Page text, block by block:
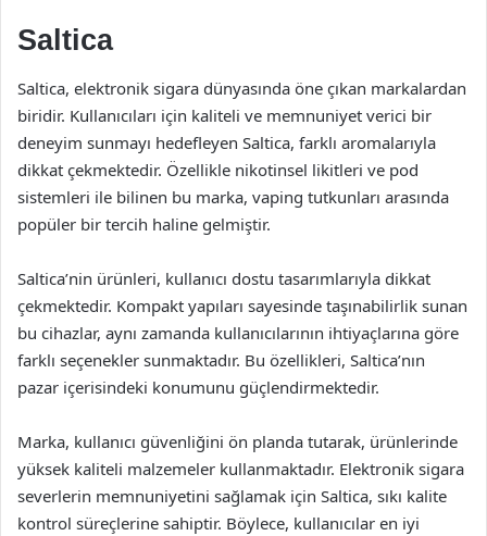
Saltica
Saltica, elektronik sigara dünyasında öne çıkan markalardan
biridir. Kullanıcıları için kaliteli ve memnuniyet verici bir
deneyim sunmayı hedefleyen Saltica, farklı aromalarıyla
dikkat çekmektedir. Özellikle nikotinsel likitleri ve pod
sistemleri ile bilinen bu marka, vaping tutkunları arasında
popüler bir tercih haline gelmiştir.
Saltica’nin ürünleri, kullanıcı dostu tasarımlarıyla dikkat
çekmektedir. Kompakt yapıları sayesinde taşınabilirlik sunan
bu cihazlar, aynı zamanda kullanıcılarının ihtiyaçlarına göre
farklı seçenekler sunmaktadır. Bu özellikleri, Saltica’nın
pazar içerisindeki konumunu güçlendirmektedir.
Marka, kullanıcı güvenliğini ön planda tutarak, ürünlerinde
yüksek kaliteli malzemeler kullanmaktadır. Elektronik sigara
severlerin memnuniyetini sağlamak için Saltica, sıkı kalite
kontrol süreçlerine sahiptir. Böylece, kullanıcılar en iyi